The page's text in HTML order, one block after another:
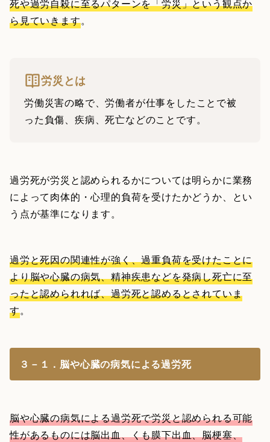
死や過労自殺に至るパターンを「労災」という観点か
ら見ていきます。
労災とは
労働災害の略で、労働者が仕事をしたことで被
った負傷、疾病、死亡などのことです。
過労死が労災と認められるかについては明らかに業務
によって肉体的・心理的負荷を受けたかどうか、とい
う点が基準になります。
過労と死因の関連性が強く、過重負荷を受けたことに
より脳や心臓の病気、精神疾患などを発病し死亡に至
ったと認められれば、過労死と認めるとされていま
す。
３－１．脳や心臓の病気による過労死
脳や心臓の病気による過労死で労災と認められる可能
性があるものには脳出血、くも膜下出血、脳梗塞、